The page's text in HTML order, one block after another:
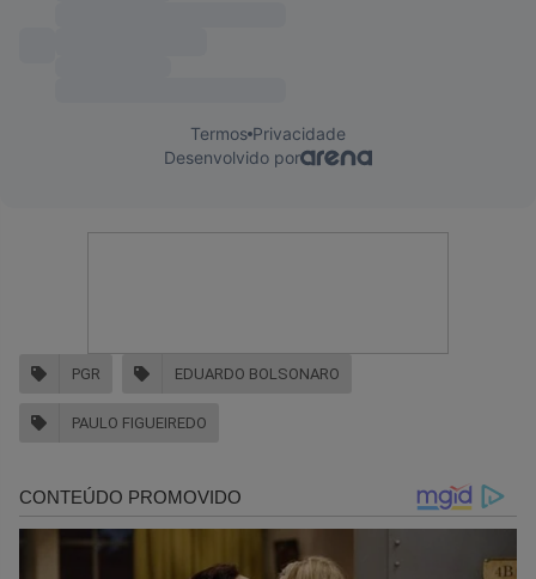
PGR EDUARDO BOLSONARO
PAULO FIGUEIREDO